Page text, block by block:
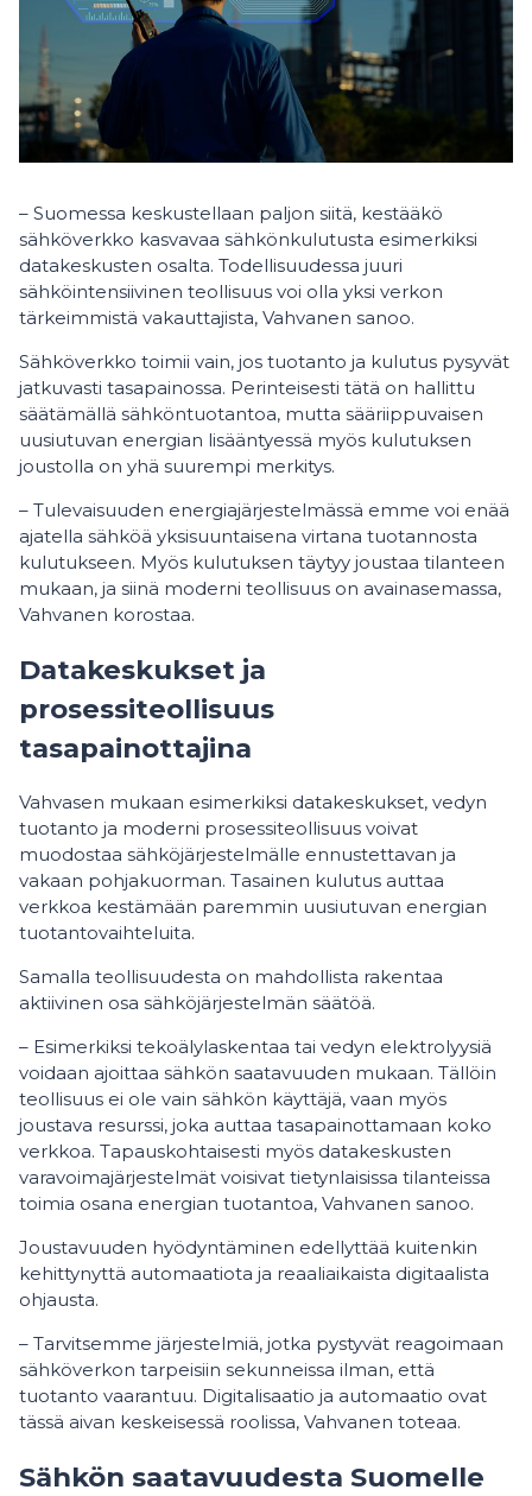
– Suomessa keskustellaan paljon siitä, kestääkö
sähköverkko kasvavaa sähkönkulutusta esimerkiksi
datakeskusten osalta. Todellisuudessa juuri
sähköintensiivinen teollisuus voi olla yksi verkon
tärkeimmistä vakauttajista, Vahvanen sanoo.
Sähköverkko toimii vain, jos tuotanto ja kulutus pysyvät
jatkuvasti tasapainossa. Perinteisesti tätä on hallittu
säätämällä sähköntuotantoa, mutta sääriippuvaisen
uusiutuvan energian lisääntyessä myös kulutuksen
joustolla on yhä suurempi merkitys.
– Tulevaisuuden energiajärjestelmässä emme voi enää
ajatella sähköä yksisuuntaisena virtana tuotannosta
kulutukseen. Myös kulutuksen täytyy joustaa tilanteen
mukaan, ja siinä moderni teollisuus on avainasemassa,
Vahvanen korostaa.
Datakeskukset ja
prosessiteollisuus
tasapainottajina
Vahvasen mukaan esimerkiksi datakeskukset, vedyn
tuotanto ja moderni prosessiteollisuus voivat
muodostaa sähköjärjestelmälle ennustettavan ja
vakaan pohjakuorman. Tasainen kulutus auttaa
verkkoa kestämään paremmin uusiutuvan energian
tuotantovaihteluita.
Samalla teollisuudesta on mahdollista rakentaa
aktiivinen osa sähköjärjestelmän säätöä.
– Esimerkiksi tekoälylaskentaa tai vedyn elektrolyysiä
voidaan ajoittaa sähkön saatavuuden mukaan. Tällöin
teollisuus ei ole vain sähkön käyttäjä, vaan myös
joustava resurssi, joka auttaa tasapainottamaan koko
verkkoa. Tapauskohtaisesti myös datakeskusten
varavoimajärjestelmät voisivat tietynlaisissa tilanteissa
toimia osana energian tuotantoa, Vahvanen sanoo.
Joustavuuden hyödyntäminen edellyttää kuitenkin
kehittynyttä automaatiota ja reaaliaikaista digitaalista
ohjausta.
– Tarvitsemme järjestelmiä, jotka pystyvät reagoimaan
sähköverkon tarpeisiin sekunneissa ilman, että
tuotanto vaarantuu. Digitalisaatio ja automaatio ovat
tässä aivan keskeisessä roolissa, Vahvanen toteaa.
Sähkön saatavuudesta Suomelle